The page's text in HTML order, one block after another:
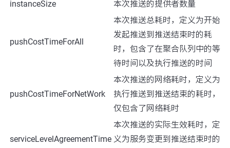
instanceSize
本次推送的提供者数量
pushCostTimeForAll
本次推送总耗时，定义为开始
发起推送到推送结束时的耗
时，包含了在聚合队列中的等
待时间以及执行推送的时间
pushCostTimeForNetWork
本次推送的网络耗时，定义为
执行推送到推送结束的耗时，
仅包含了网络耗时
serviceLevelAgreementTime
本次推送的实际生效耗时，定
义为服务变更到推送结束时的